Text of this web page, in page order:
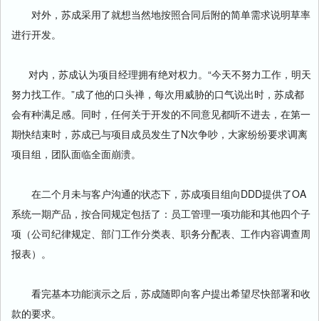
对外，苏成采用了就想当然地按照合同后附的简单需求说明草率
进行开发。
对内，苏成认为项目经理拥有绝对权力。“今天不努力工作，明天
努力找工作。”成了他的口头禅，每次用威胁的口气说出时，苏成都
会有种满足感。同时，任何关于开发的不同意见都听不进去，在第一
期快结束时，苏成已与项目成员发生了N次争吵，大家纷纷要求调离
项目组，团队面临全面崩溃。
在二个月未与客户沟通的状态下，苏成项目组向DDD提供了OA
系统一期产品，按合同规定包括了：员工管理一项功能和其他四个子
项（公司纪律规定、部门工作分类表、职务分配表、工作内容调查周
报表）。
看完基本功能演示之后，苏成随即向客户提出希望尽快部署和收
款的要求。